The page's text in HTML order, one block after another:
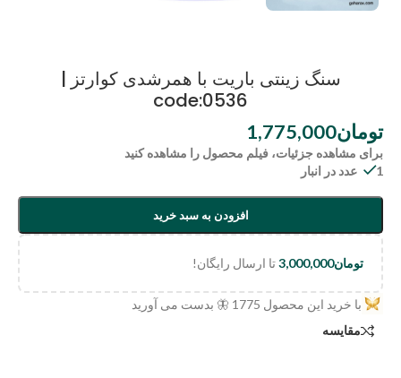
سنگ زینتی باریت با همرشدی کوارتز |
code:0536
تومان1,775,000
برای مشاهده جزئیات، فیلم محصول را مشاهده کنید
1 عدد در انبار
افزودن به سبد خرید
تومان3,000,000تا ارسال رایگان!
با خرید این محصول 1775 🦋 بدست می آورید
مقایسه